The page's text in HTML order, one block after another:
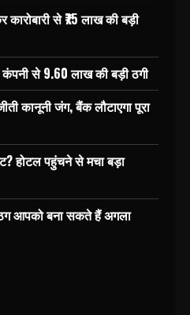
कारोबारी से ₹75 लाख की बड़ी
से 9.60 लाख की बड़ी ठगी
कानूनी जंग, बैंक लौटाएगा पूरा
होटल पहुंचने से मचा बड़ा
ठग आपको बना सकते हैं अगला